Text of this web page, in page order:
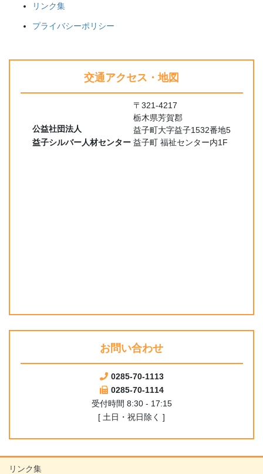
リンク集
プライバシーポリシー
交通アクセス・地図
公益社団法人
益子シルバー人材センター
〒321-4217
栃木県芳賀郡
益子町大字益子1532番地5
益子町 福祉センター内1F
お問い合わせ
0285-70-1113
0285-70-1114
受付時間 8:30 - 17:15
[ 土日・祝日除く ]
リンク集